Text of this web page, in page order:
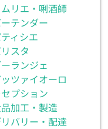
リエ・唎酒師
テンダー
ィシエ
スタ
ランジェ
ッツァイオーロ
セプション
加工・製造
バリー・配達